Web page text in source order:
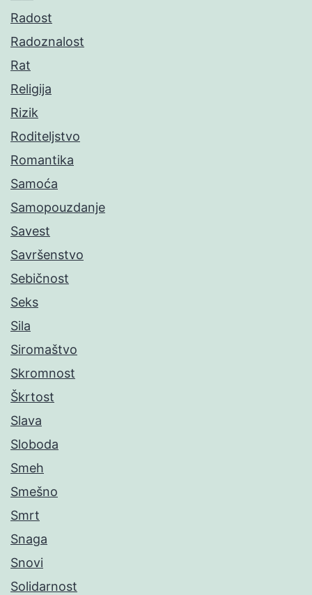
Radost
Radoznalost
Rat
Religija
Rizik
Roditeljstvo
Romantika
Samoća
Samopouzdanje
Savest
Savršenstvo
Sebičnost
Seks
Sila
Siromaštvo
Skromnost
Škrtost
Slava
Sloboda
Smeh
Smešno
Smrt
Snaga
Snovi
Solidarnost